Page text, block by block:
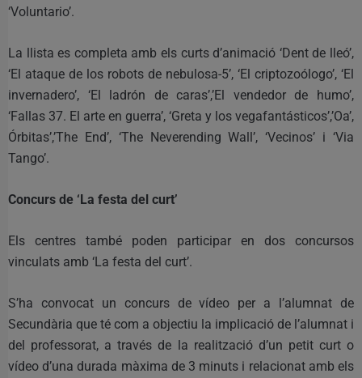
‘Voluntario’.
La llista es completa amb els curts d’animació ‘Dent de lleó’,
‘El ataque de los robots de nebulosa-5’, ‘El criptozoólogo’, ‘El
invernadero’, ‘El ladrón de caras’,’El vendedor de humo’,
‘Fallas 37. El arte en guerra’, ‘Greta y los vegafantásticos’,’Oa’,
Órbitas’,’The End’, ‘The Neverending Wall’, ‘Vecinos’ i ‘Via
Tango’.
Concurs de ‘La festa del curt’
Els centres també poden participar en dos concursos
vinculats amb ‘La festa del curt’.
S’ha convocat un concurs de vídeo per a l’alumnat de
Secundària que té com a objectiu la implicació de l’alumnat i
del professorat, a través de la realització d’un petit curt o
vídeo d’una durada màxima de 3 minuts i relacionat amb els